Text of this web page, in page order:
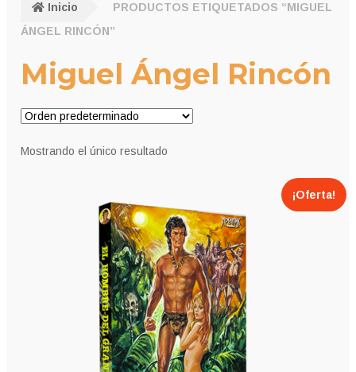
Inicio
PRODUCTOS ETIQUETADOS “MIGUEL
ÁNGEL RINCÓN”
Miguel Ángel Rincón
Mostrando el único resultado
¡Oferta!